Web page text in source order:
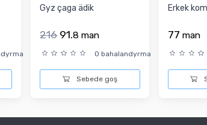
Gyz çaga ädik
216 91.8 man
0 bahalandyrma
Sebede goş
Erkek
77 man